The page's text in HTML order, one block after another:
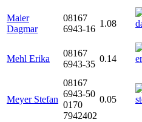
Maier
Dagmar
08167
6943-16
1.08
Mehl Erika
08167
6943-35
0.14
Meyer Stefan
08167
6943-50
0170
7942402
0.05